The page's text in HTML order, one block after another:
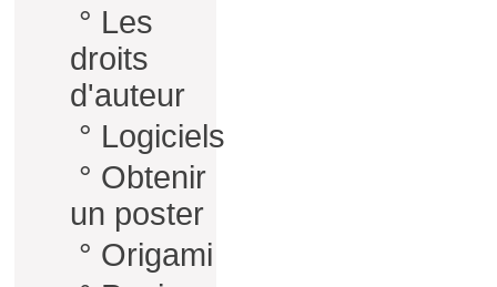
° Les
droits
d'auteur
° Logiciels
° Obtenir
un poster
° Origami